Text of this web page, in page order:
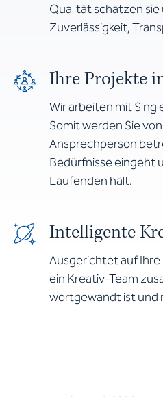
Qualität schätzen
Zuverlässigkeit,
Ihre Projekte
Wir arbeiten mit
Somit werden Sie
Ansprechperson
Bedürfnisse eingeht
Laufenden hält.
Intelligente
Ausgerichtet auf
ein Kreativ-Team
wortgewandt ist und